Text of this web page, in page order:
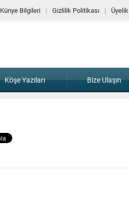
Künye Bilgileri Gizlilik Politikası Üyelik
Köşe Yazıları Bize Ulaşın